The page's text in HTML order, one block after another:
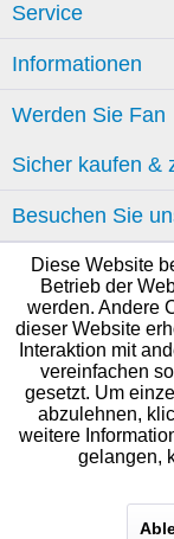
Service
Informationen
Werden Sie Fan
Sicher kaufen &
Besuchen Sie
Diese Website
Betrieb der
werden. Andere
dieser Website
Interaktion mit
vereinfachen
gesetzt. Um
abzulehnen,
weitere
gelangen,